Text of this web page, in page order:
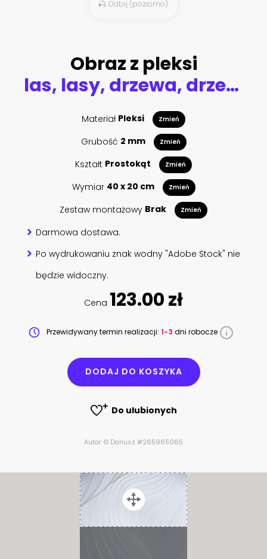
Odbij (poziomo)
Obraz z pleksi
las, lasy, drzewa, drzewo, bory, sosny, jagodniki, jagody, sosna
Materiał Pleksi Zmień
Grubość 2 mm Zmień
Kształt Prostokąt Zmień
Wymiar 40 x 20 cm Zmień
Zestaw montażowy Brak Zmień
Darmowa dostawa.
Po wydrukowaniu znak wodny "Adobe Stock" nie
będzie widoczny.
Cena 123.00 zł
Przewidywany termin realizacji: 1-3 dni robocze
DODAJ DO KOSZYKA
Do ulubionych
Autor: © Dariusz #265965065